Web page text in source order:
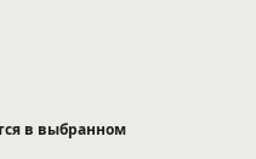
в выбранном